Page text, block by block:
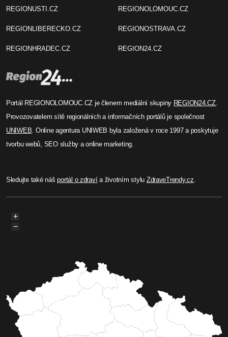
REGIONUSTI.CZ
REGIONLIBERECKO.CZ
REGIONHRADEC.CZ
REGIONOLOMOUC.CZ
REGIONOSTRAVA.CZ
REGION24.CZ
Portál REGIONOLOMOUC.CZ je členem mediální skupiny REGION24.CZ.
Provozovatelem sítě regionálních a informačních portálů je společnost
UNIWEB . Online agentura UNIWEB byla založená v roce 1997 a poskytuje
tvorbu webů, SEO služby a online marketing.
Sledujte také nášportál o zdravía životním stylu ZdraveTrendy.cz
+
−